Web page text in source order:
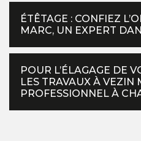
ÉTÊTAGE : CONFIEZ
MARC, UN EXPERT
POUR L’ÉLAGAGE DE
LES TRAVAUX À VEZIN
PROFESSIONNEL À